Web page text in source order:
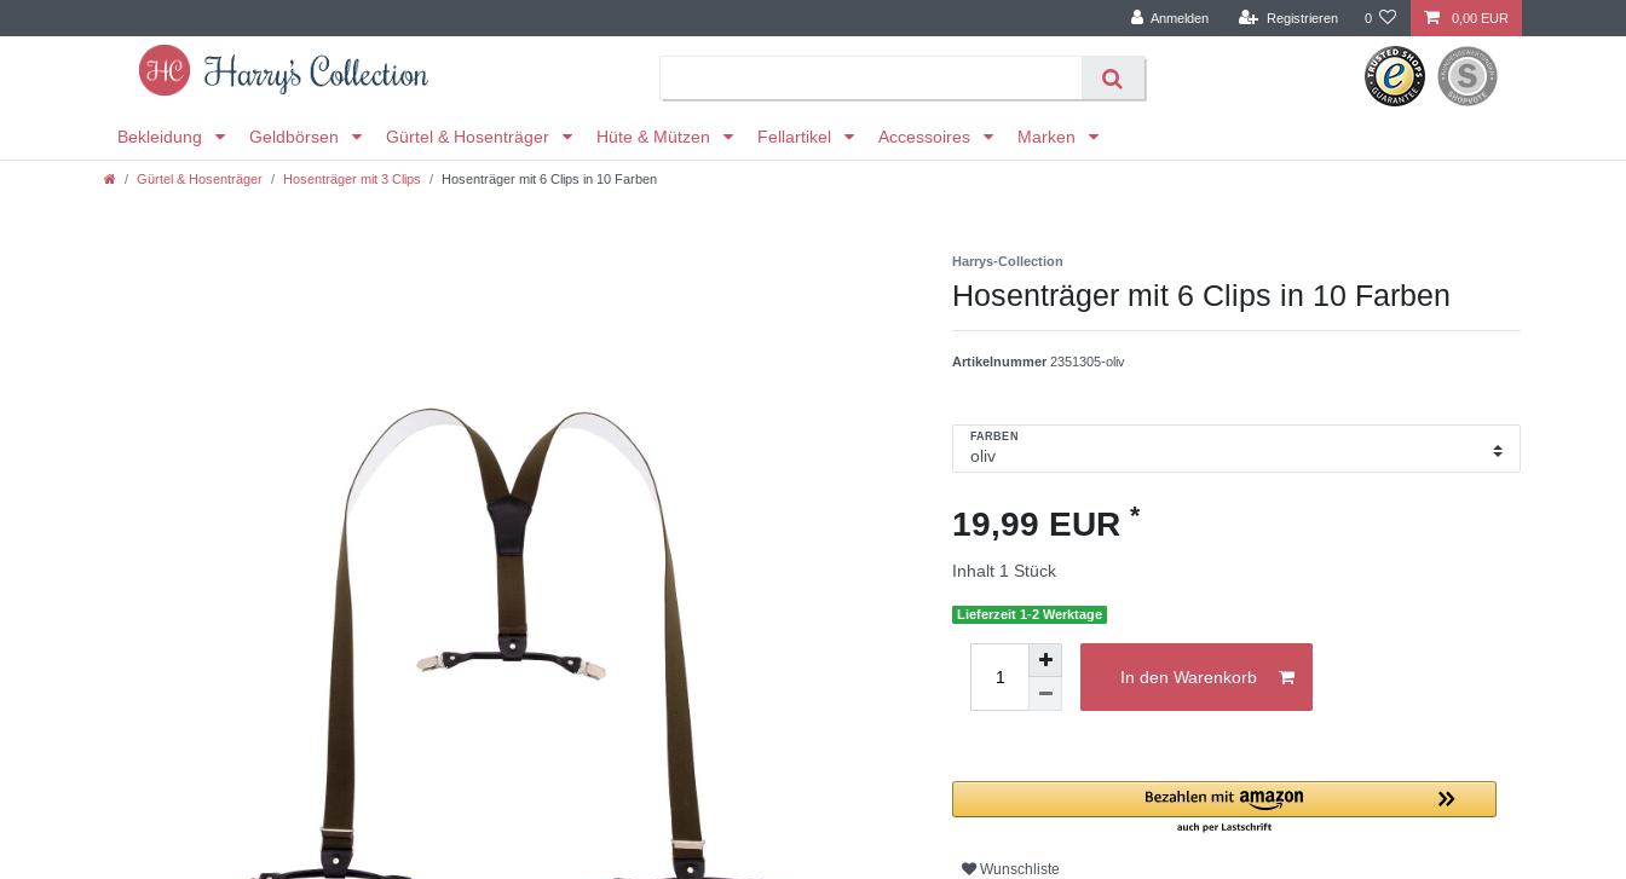
Anmelden Registrieren 0 0,00 EUR
Bekleidung Geldbörsen Gürtel & Hosenträger Hüte & Mützen Fellartikel Accessoires Marken
Gürtel & Hosenträger Hosenträger mit 3 Clips Hosenträger mit 6 Clips in 10 Farben
Harrys-Collection
Hosenträger mit 6 Clips in 10 Farben
Artikelnummer 2351305-oliv
FARBEN
19,99 EUR *
Inhalt 1 Stück
Lieferzeit 1-2 Werktage
In den Warenkorb
Wunschliste